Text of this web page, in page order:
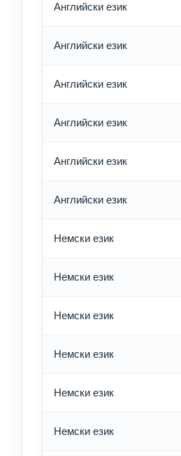
Английски език
Английски език
Английски език
Английски език
Английски език
Английски език
Немски език
Немски език
Немски език
Немски език
Немски език
Немски език